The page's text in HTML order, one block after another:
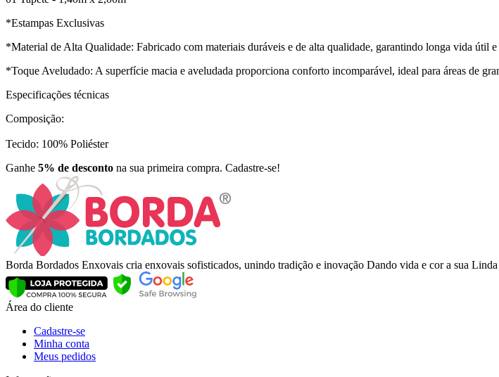
*Estampas Exclusivas
*Material de Alta Qualidade: Fabricado com materiais duráveis e de alta qualidade, garantindo longa vida útil e
*Toque Aveludado: A superfície macia e aveludada proporciona conforto incomparável, ideal para áreas de
Especificações técnicas
Composição:
Tecido: 100% Poliéster
Ganhe 5% de desconto na sua primeira compra. Cadastre-se!
Borda Bordados Enxovais cria enxovais sofisticados, unindo tradição e inovação Dando vida e cor a sua
Área do cliente
Cadastre-se
Minha conta
Meus pedidos